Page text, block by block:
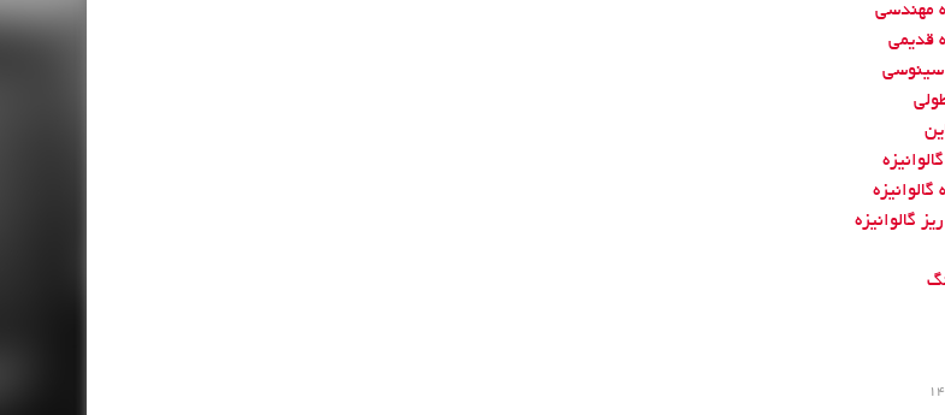
مهندسی
قدیمی
سینوسی
گالوانیزه
گالوانیزه